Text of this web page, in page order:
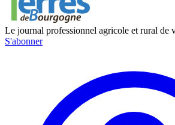
Le journal professionnel agricole et rural de
S'abonner